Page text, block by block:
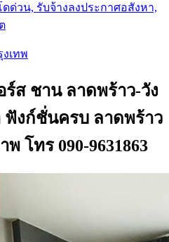
วน, รับจ้างลงประกาศอสังหา,
เทพ
ส ชาน ลาดพร้าว-วัง
ฟังก์ชั่นครบ ลาดพร้าว
โทร 090-9631863